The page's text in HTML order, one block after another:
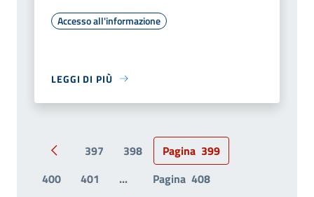
Accesso all'informazione
LEGGI DI PIÙ
Pagina precedente
397 398 Pagina 399
400
401 ... Pagina 408